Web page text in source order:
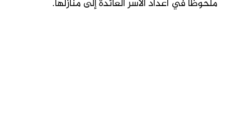
ملحوظاً في أعداد الأسر العائدة إلى منازلها.